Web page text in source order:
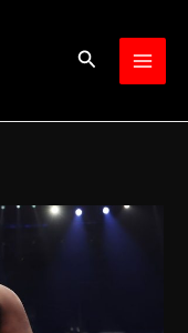
Search